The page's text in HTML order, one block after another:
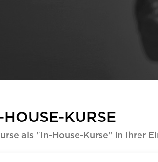
HOUSE-KURSE
als "In-House-Kurse" in Ihrer